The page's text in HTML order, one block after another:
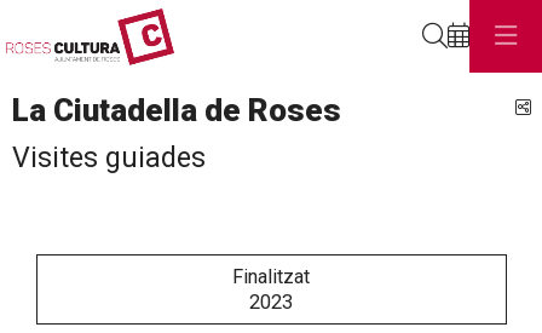
La Ciutadella de Roses
Visites guiades
Finalitzat
2023